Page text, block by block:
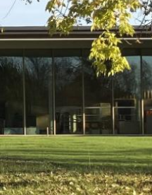
BOMA